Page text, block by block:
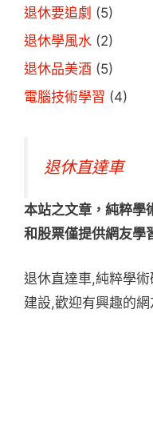
退休要追劇 (5)
退休學風水 (2)
退休品美酒 (5)
電腦技術學習 (4)
退休直達車
本站之文章，純粹學
和股票僅提供網友學
退休直達車,純粹學
建設,歡迎有興趣的